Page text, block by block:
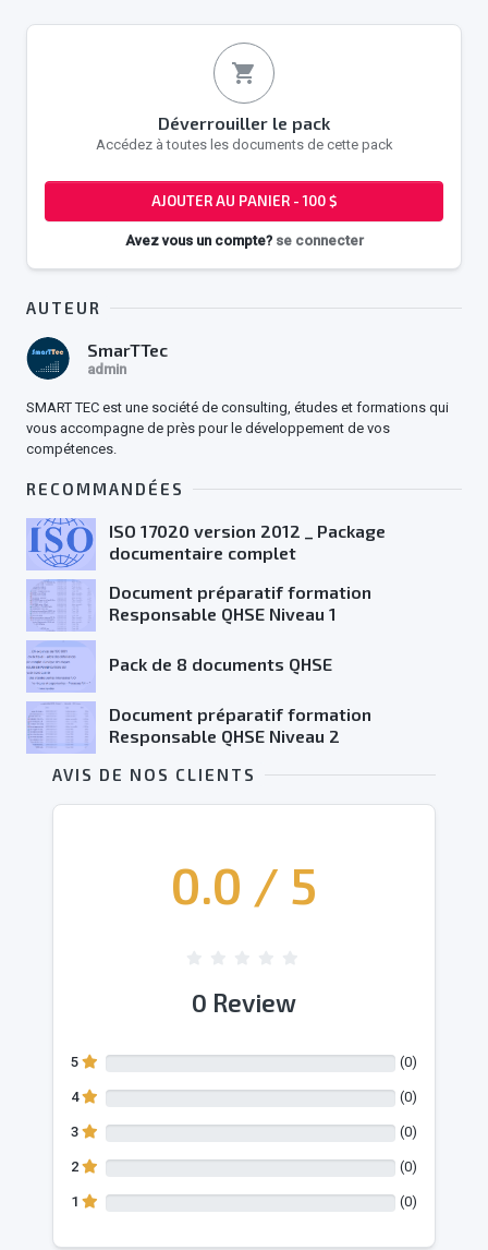
shopping_cart
Déverrouiller le pack
Accédez à toutes les documents de cette pack
AJOUTER AU PANIER - 100 $
Avez vous un compte? se connecter
AUTEUR
SmarTTec
admin
SMART TEC est une société de consulting, études et formations qui
vous accompagne de près pour le développement de vos
compétences.
RECOMMANDÉES
ISO 17020 version 2012 _ Package
documentaire complet
Document préparatif formation
Responsable QHSE Niveau 1
Pack de 8 documents QHSE
Document préparatif formation
Responsable QHSE Niveau 2
AVIS DE NOS CLIENTS
0.0 / 5
0 Review
5 (0)
4 (0)
3 (0)
2 (0)
1 (0)